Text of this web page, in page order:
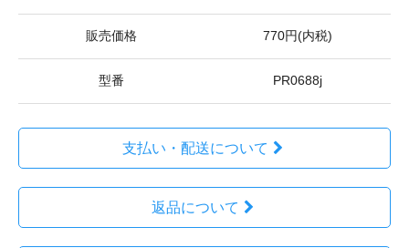
販売価格 770円(内税)
型番 PR0688j
支払い・配送について
返品について